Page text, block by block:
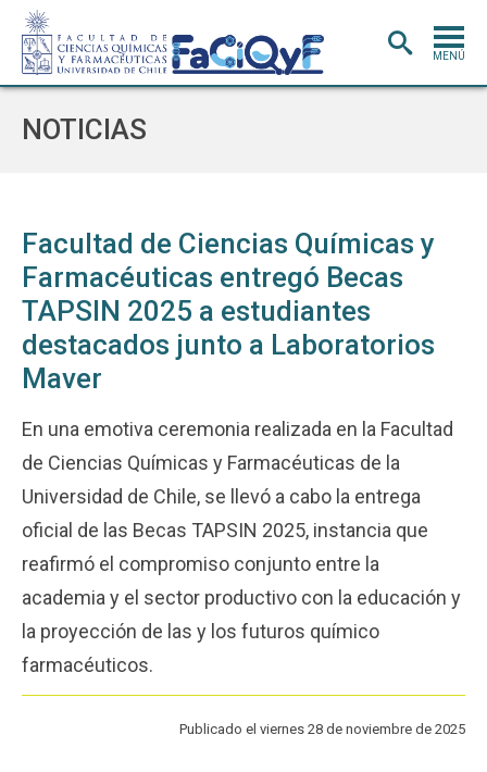
MENÚ
POSTGRADO
INVESTIGACIÓNE INNOVACIÓN
EXTENSIÓNY VINCULACIÓN
BIBLIOTECA
FACULTAD
Funcionarios Egresados
NOTICIAS
Facultad de Ciencias Químicas y
Farmacéuticas entregó Becas
TAPSIN 2025 a estudiantes
destacados junto a Laboratorios
Maver
En una emotiva ceremonia realizada en la Facultad
de Ciencias Químicas y Farmacéuticas de la
Universidad de Chile, se llevó a cabo la entrega
oficial de las Becas TAPSIN 2025, instancia que
reafirmó el compromiso conjunto entre la
academia y el sector productivo con la educación y
la proyección de las y los futuros químico
farmacéuticos.
Publicado el viernes 28 de noviembre de 2025